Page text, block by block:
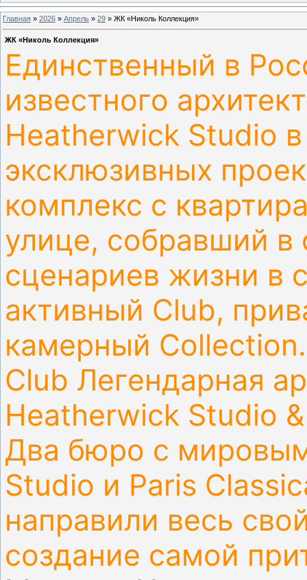
Главная » 2026 » Апрель » 29 » ЖК «Николь Коллекция»
ЖК «Николь Коллекция»
Единственный в
известного
Heatherwick Studio
эксклюзивных
комплекс с
улице, собравший в
сценариев жизни в
активный Club,
камерный
Club Легендарная
Heatherwick Studio
Два бюро с
Studio и Paris
направили весь
создание самой